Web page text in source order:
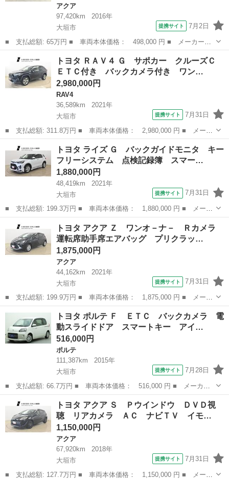
アクア
97,420km
2016年
大垣市
提携サイト 7月2日
■ 支払総額: 65万円 ■ 車両本体価格： 498,000 円 ■ メーカー
名： トヨタ ■ 車種名： アクア ■ グレード名： Ｓ 禁煙車
社外フルエアロ 社外１７インチアルミ スタッドレス付き社外アル
ミ付属 ナビ Ｔ...
岐阜 アクア
トヨタ ＲＡＶ４ Ｇ サポカー クルーズＣ
ＥＴＣ付き バックカメラ付き ワン…
2,980,000円
RAV4
36,589km
2021年
大垣市
提携サイト 7月31日
■ 支払総額: 311.8万円 ■ 車両本体価格： 2,980,000 円 ■ メーカ
ー名： トヨタ ■ 車種名： ＲＡＶ４ ■ グレード名： Ｇ サポ
カー クルーズＣ ＥＴＣ付き バックカメラ付き ワンオーナ 地
デジ パ...
岐阜 RAV4
トヨタ ライズ Ｇ バックガイドモニタ キー
フリーシステム 点検記録簿 スマー…
1,880,000円
48,419km
2021年
大垣市
提携サイト 7月31日
■ 支払総額: 199.3万円 ■ 車両本体価格： 1,880,000 円 ■ メーカ
ー名： トヨタ ■ 車種名： ライズ ■ グレード名： Ｇ バック
ガイドモニタ キーフリーシステム 点検記録簿 スマートキ－ 盗
難防止装...
岐阜 トヨタ
トヨタ アクア Ｚ ワンオ－ナ－ Ｒカメラ
運転席助手席エアバッグ プリクラッ…
1,875,000円
アクア
44,162km
2021年
大垣市
提携サイト 7月31日
■ 支払総額: 199.9万円 ■ 車両本体価格： 1,875,000 円 ■ メーカ
ー名： トヨタ ■ 車種名： アクア ■ グレード名： Ｚ ワンオ
－ナ－ Ｒカメラ 運転席助手席エアバッグ プリクラッシュ スマ
－トキ－...
アクア
トヨタ ポルテ Ｆ ＥＴＣ バックカメラ 電
動スライドドア スマートキー アイ…
516,000円
ポルテ
111,387km
2015年
大垣市
提携サイト 7月28日
■ 支払総額: 66.7万円 ■ 車両本体価格： 516,000 円 ■ メーカー
名： トヨタ ■ 車種名： ポルテ ■ グレード名： Ｆ ＥＴＣ
バックカメラ 電動スライドドア スマートキー アイドリングスト
ップ 電動格...
岐阜 ポルテ
トヨタ アクア Ｓ Ｐウインドウ ＤＶＤ視
聴 リアカメラ ＡＣ ナビＴＶ イモ…
1,150,000円
アクア
67,920km
2018年
大垣市
提携サイト 7月31日
■ 支払総額: 127.7万円 ■ 車両本体価格： 1,150,000 円 ■ メーカ